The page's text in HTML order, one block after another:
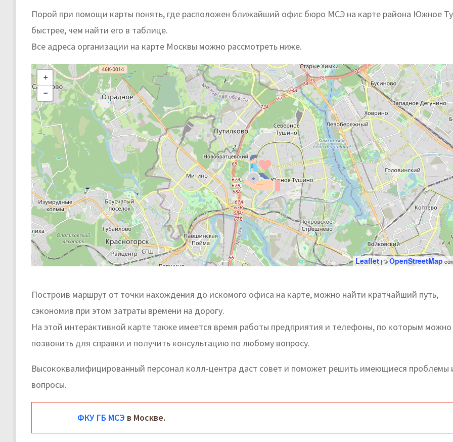
Порой при помощи карты понять, где расположен ближайший офис бюро МСЭ на карте района Южное
быстрее, чем найти его в таблице.
Все адреса организации на карте Москвы можно рассмотреть ниже.
+
−
Leaflet| ©OpenStreetMap
Построив маршрут от точки нахождения до искомого офиса на карте, можно найти кратчайший путь,
сэкономив при этом затраты времени на дорогу.
На этой интерактивной карте также имеется время работы предприятия и телефоны, по которым можно
позвонить для справки и получить консультацию по любому вопросу.
Высококвалифицированный персонал колл-центра даст совет и поможет решить имеющиеся проблемы
вопросы.
ФКУ ГБ МСЭ в Москве.